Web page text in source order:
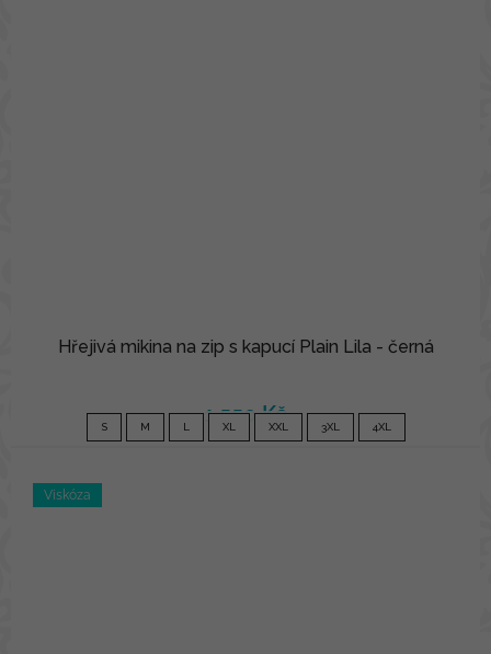
Hřejivá mikina na zip s kapucí Plain Lila - černá
1 550 Kč
S M L XL XXL 3XL 4XL
Viskóza